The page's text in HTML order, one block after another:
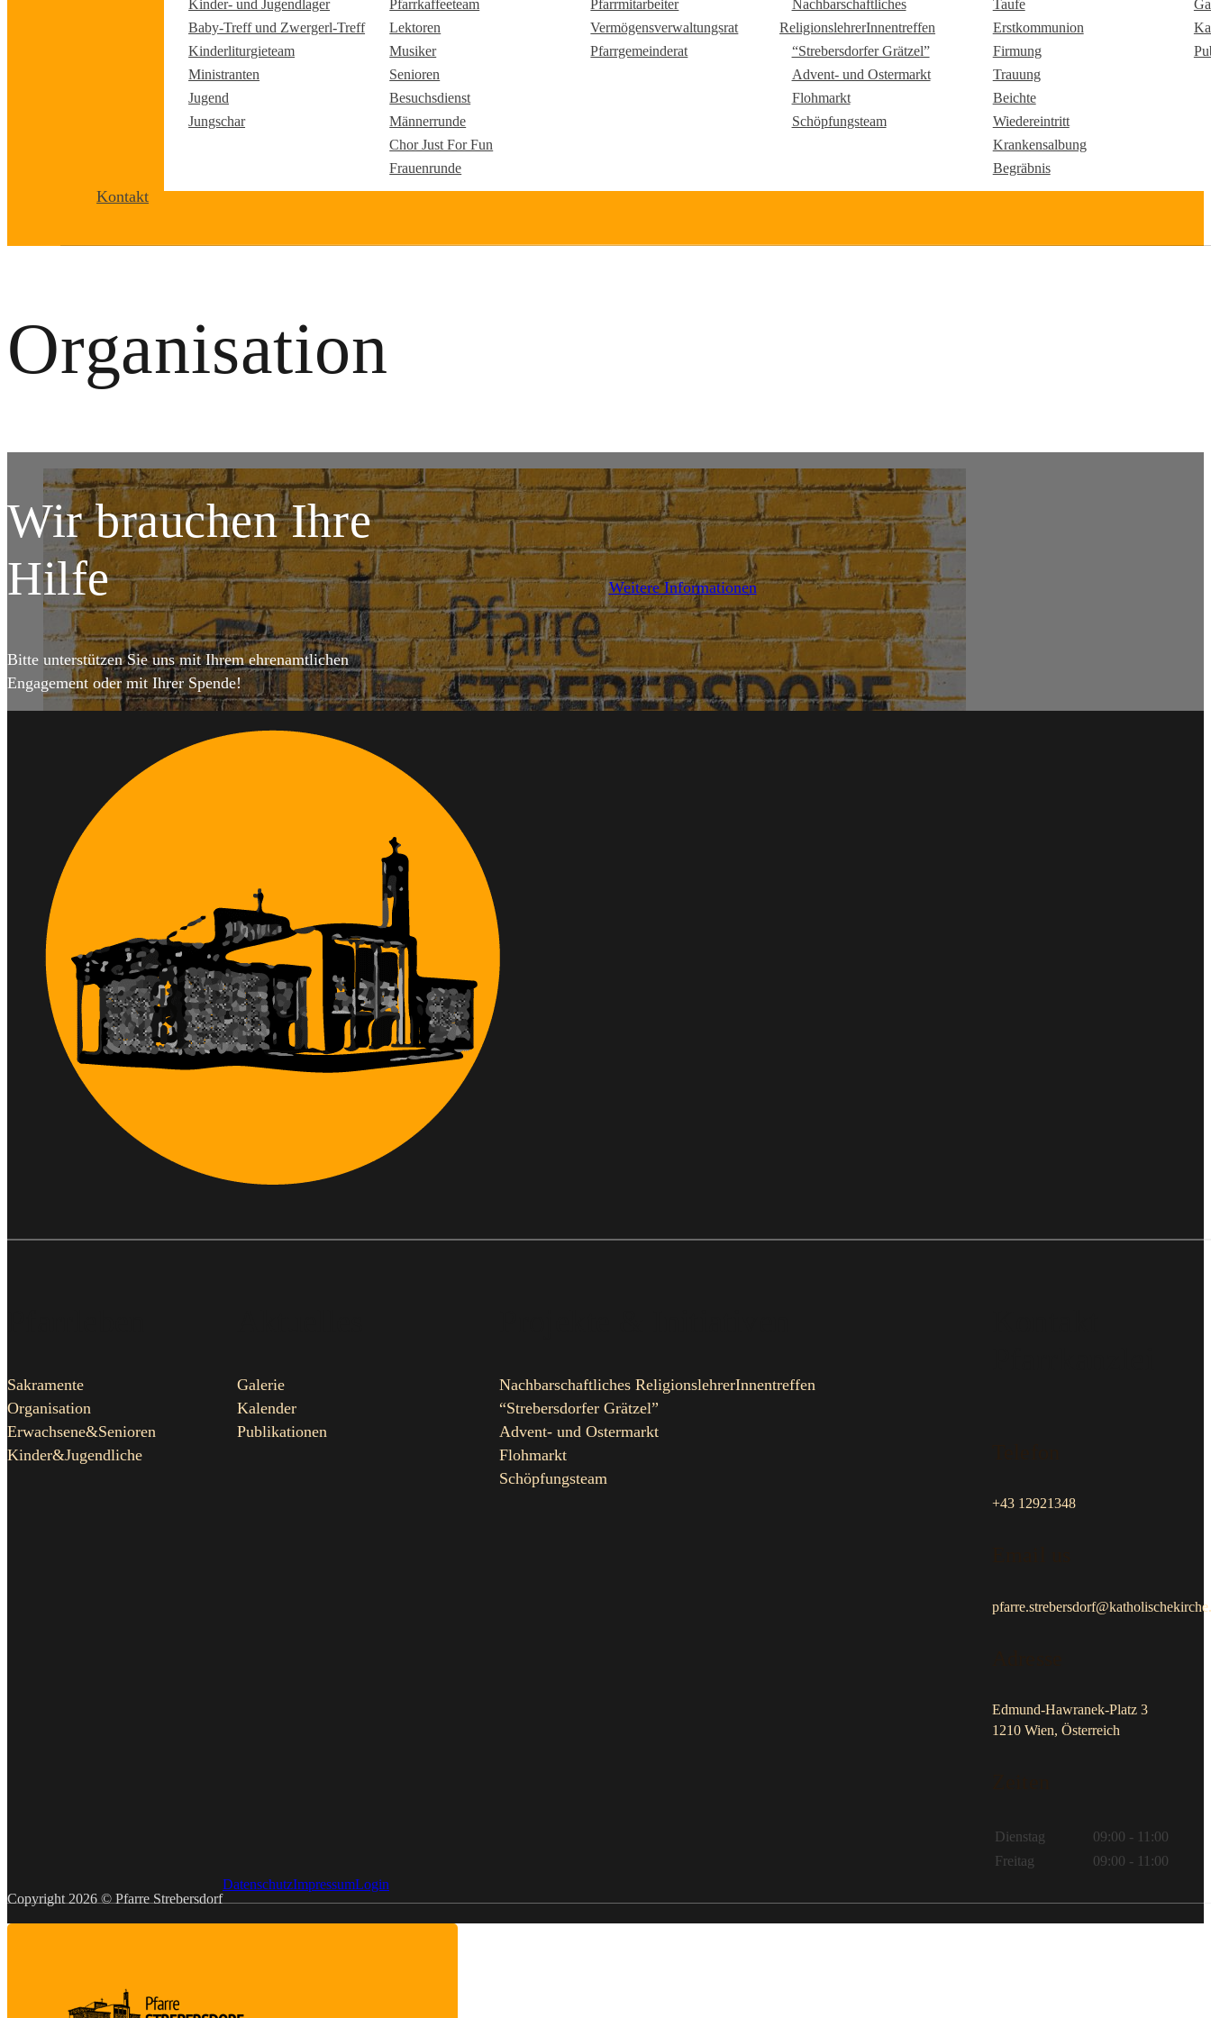
Kinder- und Jugendlager
Baby-Treff und Zwergerl-Treff
Kinderliturgieteam
Ministranten
Jugend
Jungschar
Pfarrkaffeeteam
Lektoren
Musiker
Senioren
Besuchsdienst
Männerrunde
Chor Just For Fun
Frauenrunde
Pfarrmitarbeiter
Vermögensverwaltungsrat
Pfarrgemeinderat
Nachbarschaftliches
ReligionslehrerInnentreffen
“Strebersdorfer Grätzel”
Advent- und Ostermarkt
Flohmarkt
Schöpfungsteam
Taufe
Erstkommunion
Firmung
Trauung
Beichte
Wiedereintritt
Krankensalbung
Begräbnis
Kontakt
Organisation
Wir brauchen Ihre
Hilfe
Bitte unterstützen Sie uns mit Ihrem ehrenamtlichen
Engagement oder mit Ihrer Spende!
Weitere Informationen
Sakramente
Organisation
Erwachsene&Senioren
Kinder&Jugendliche
Galerie
Kalender
Publikationen
Nachbarschaftliches ReligionslehrerInnentreffen
“Strebersdorfer Grätzel”
Advent- und Ostermarkt
Flohmarkt
Schöpfungsteam
+43 12921348
Edmund-Hawranek-Platz 3
1210 Wien, Österreich
Dienstag
09:00 - 11:00
Freitag
09:00 - 11:00
Copyright 2026 © Pfarre Strebersdorf
DatenschutzImpressumLogin